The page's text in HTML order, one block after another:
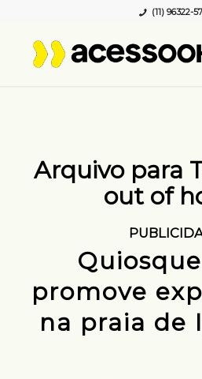
(11) 96322-
Arquivo para
out of
promove
na praia de